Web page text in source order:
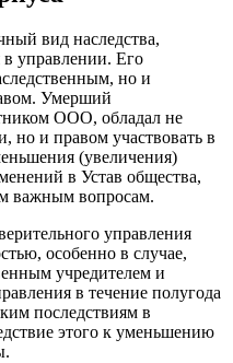
вид наследства,
в управлении. Его
но и
Умерший
ООО, обладал не
но и правом участвовать в
(увеличения)
в Устав общества,
важным вопросам.
управления
особенно в случае,
учредителем и
в течение полугода
последствиям в
этого к уменьшению